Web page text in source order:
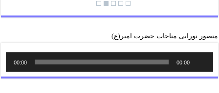
منصور نورایی مناجات حضرت امیر(ع)
00:00
00:00